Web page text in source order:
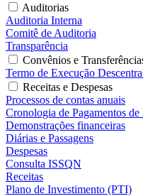
Auditorias
Auditoria Interna
Comitê de Auditoria
Transparência
Convênios e
Termo de Execução
Receitas e Despesas
Processos de contas anuais
Cronologia de Pagamentos
Demonstrações financeiras
Diárias e Passagens
Despesas
Consulta ISSQN
Receitas
Plano de Investimento (PTI)